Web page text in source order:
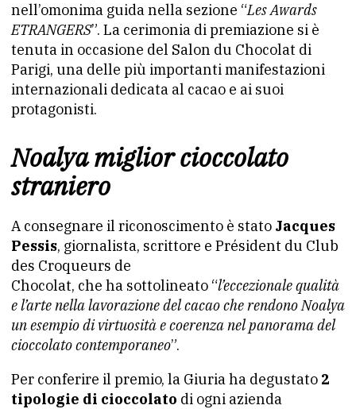
nell’omonima guida nella sezione “Les Awards
ETRANGERS”. La cerimonia di premiazione si è
tenuta in occasione del Salon du Chocolat di
Parigi, una delle più importanti manifestazioni
internazionali dedicata al cacao e ai suoi
protagonisti.
Noalya miglior cioccolato
straniero
A consegnare il riconoscimento è stato Jacques
Pessis, giornalista, scrittore e Président du Club
des Croqueurs de
Chocolat, che ha sottolineato “l’eccezionale qualità
e l’arte nella lavorazione del cacao che rendono Noalya
un esempio di virtuosità e coerenza nel panorama del
cioccolato contemporaneo”.
Per conferire il premio, la Giuria ha degustato 2
tipologie di cioccolato di ogni azienda